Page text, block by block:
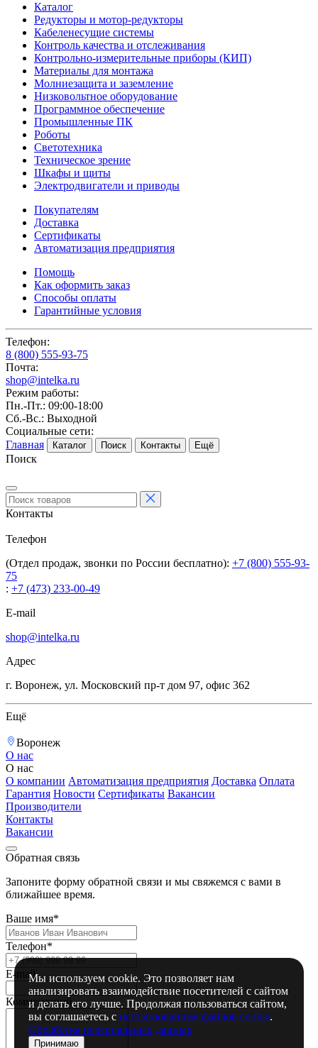
Каталог
Редукторы и мотор-редукторы
Кабеленесущие системы
Контроль качества и отслеживания
Контрольно-измерительные приборы (КИП)
Материалы для монтажа
Молниезащита и заземление
Низковольтное оборудование
Программное обеспечение
Промышленные ПК
Роботы
Светотехника
Техническое зрение
Шкафы и щиты
Электродвигатели и приводы
Покупателям
Доставка
Сертификаты
Автоматизация предприятия
Помощь
Как оформить заказ
Способы оплаты
Гарантийные условия
Телефон:
8 (800) 555-93-75
Почта:
shop@intelka.ru
Режим работы:
Пн.-Пт.: 09:00-18:00
Сб.-Вс.: Выходной
Социальные сети:
Главная
Каталог Поиск Контакты Ещё
Поиск
Контакты
Телефон
(Отдел продаж, звонки по России бесплатно): +7 (800) 555-93-
75
: +7 (473) 233-00-49
E-mail
shop@intelka.ru
Адрес
г. Воронеж, ул. Московский пр-т дом 97, офис 362
Ещё
Воронеж
О нас
О нас
О компании Автоматизация предприятия Доставка Оплата
Гарантия Новости Сертификаты Вакансии
Производители
Контакты
Вакансии
Обратная связь
Запоните форму обратной связи и мы свяжемся с вами в
ближайшее время.
Ваше имя*
Телефон*
E-mail
Комментарий
Мы используем cookie. Это позволяет нам
анализировать взаимодействие посетителей с сайтом
и делать его лучше. Продолжая пользоваться сайтом,
вы соглашаетесь с использованием файлов cookie.
Обработка персональных данных
Принимаю